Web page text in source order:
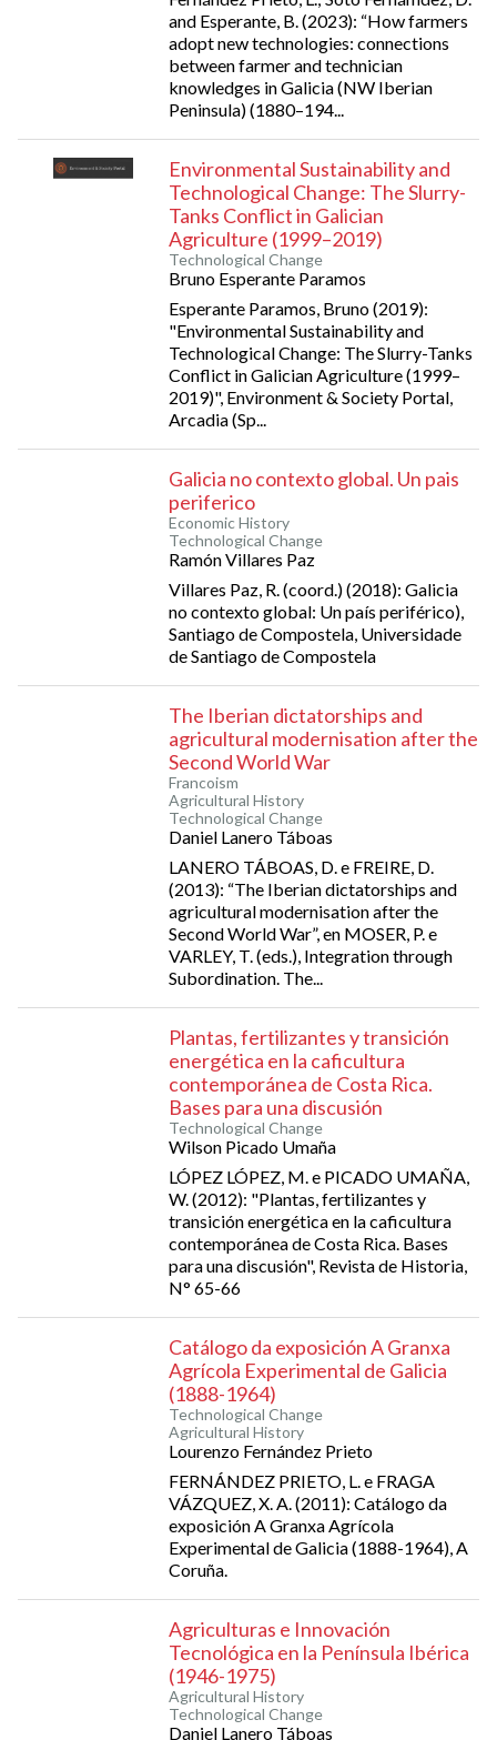
and Esperante, B. (2023): “How farmers
adopt new technologies: connections
between farmer and technician
knowledges in Galicia (NW Iberian
Peninsula) (1880–194...
Environmental Sustainability and
Technological Change: The Slurry-
Tanks Conflict in Galician
Agriculture (1999–2019)
Technological Change
Bruno Esperante Paramos
Esperante Paramos, Bruno (2019):
"Environmental Sustainability and
Technological Change: The Slurry-Tanks
Conflict in Galician Agriculture (1999–
2019)", Environment & Society Portal,
Arcadia (Sp...
Galicia no contexto global. Un pais
periferico
Economic History
Technological Change
Ramón Villares Paz
Villares Paz, R. (coord.) (2018): Galicia
no contexto global: Un país periférico),
Santiago de Compostela, Universidade
de Santiago de Compostela
The Iberian dictatorships and
agricultural modernisation after the
Second World War
Francoism
Agricultural History
Technological Change
Daniel Lanero Táboas
LANERO TÁBOAS, D. e FREIRE, D.
(2013): “The Iberian dictatorships and
agricultural modernisation after the
Second World War”, en MOSER, P. e
VARLEY, T. (eds.), Integration through
Subordination. The...
Plantas, fertilizantes y transición
energética en la caficultura
contemporánea de Costa Rica.
Bases para una discusión
Technological Change
Wilson Picado Umaña
LÓPEZ LÓPEZ, M. e PICADO UMAÑA,
W. (2012): "Plantas, fertilizantes y
transición energética en la caficultura
contemporánea de Costa Rica. Bases
para una discusión", Revista de Historia,
N° 65-66
Catálogo da exposición A Granxa
Agrícola Experimental de Galicia
(1888-1964)
Technological Change
Agricultural History
Lourenzo Fernández Prieto
FERNÁNDEZ PRIETO, L. e FRAGA
VÁZQUEZ, X. A. (2011): Catálogo da
exposición A Granxa Agrícola
Experimental de Galicia (1888-1964), A
Coruña.
Agriculturas e Innovación
Tecnológica en la Península Ibérica
(1946-1975)
Agricultural History
Technological Change
Daniel Lanero Táboas